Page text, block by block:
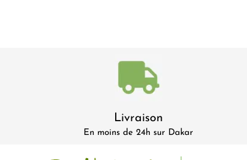
Livraison
En moins de 24h sur Dakar